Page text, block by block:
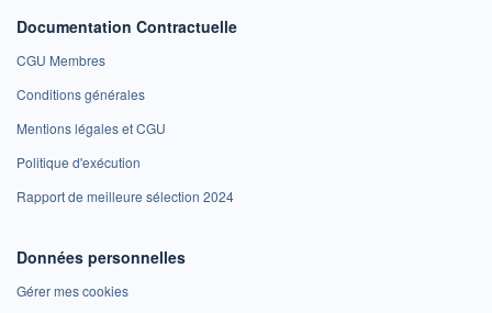
Documentation Contractuelle
CGU Membres
Conditions générales
Mentions légales et CGU
Politique d'exécution
Rapport de meilleure sélection 2024
Données personnelles
Gérer mes cookies